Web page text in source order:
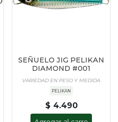
SEÑUELO JIG PELIKAN
DIAMOND #001
VARIEDAD EN PESO Y MEDIDA
PELIKAN
$ 4.490